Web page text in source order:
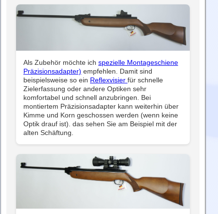
Als Zubehör möchte ich spezielle Montageschiene
Präzisionsadapter) empfehlen. Damit sind
beispielsweise so ein Reflexvisier für schnelle
Zielerfassung oder andere Optiken sehr
komfortabel und schnell anzubringen. Bei
montiertem Präzisionsadapter kann weiterhin über
Kimme und Korn geschossen werden (wenn keine
Optik drauf ist). das sehen Sie am Beispiel mit der
alten Schäftung.